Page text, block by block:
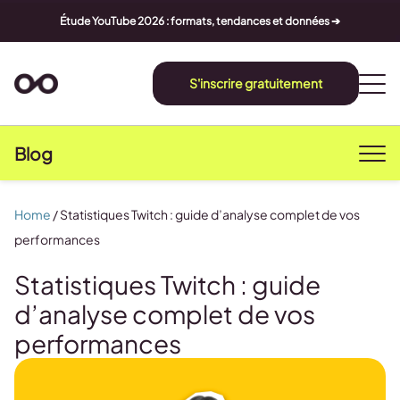
Étude YouTube 2026 : formats, tendances et données ➔
S'inscrire gratuitement
Blog
Statistiques Twitch : guide
d’analyse complet de vos
performances
Home /Statistiques Twitch : guide d’analyse complet de vos
performances